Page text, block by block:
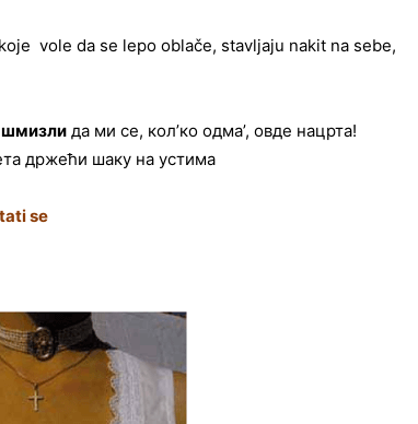
vole da se lepo oblače, stavljaju nakit na sebe,
шмизли да ми се, кол’ко одма’, овде нацрта!
држећи шаку на устима
se